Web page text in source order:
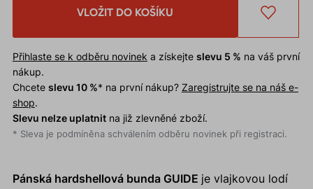
VLOŽIT DO KOŠÍKU
Přihlaste se k odběru novinek a získejte slevu 5 % na váš první
nákup.
Chcete slevu 10 %* na první nákup? Zaregistrujte se na náš e-
shop.
Slevu nelze uplatnitna již zlevněné zboží.
* Sleva je podmíněna schválením odběru novinek při registraci.
Pánská hardshellová bunda GUIDE je vlajkovou lodí